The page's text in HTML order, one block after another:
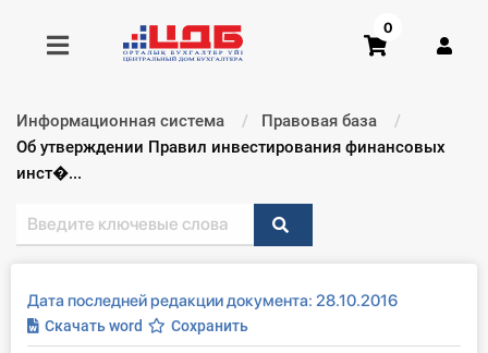
Получить консультацию
Главная ИС
Формы
0
Информационная система
Правовая база
Текущий:
Об утверждении Правил инвестирования финансовых
инст�...
Дата последней редакции документа: 28.10.2016
Скачать word Сохранить